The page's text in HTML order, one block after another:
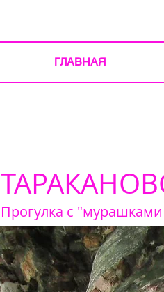
ГЛАВНАЯ
Прогулка с